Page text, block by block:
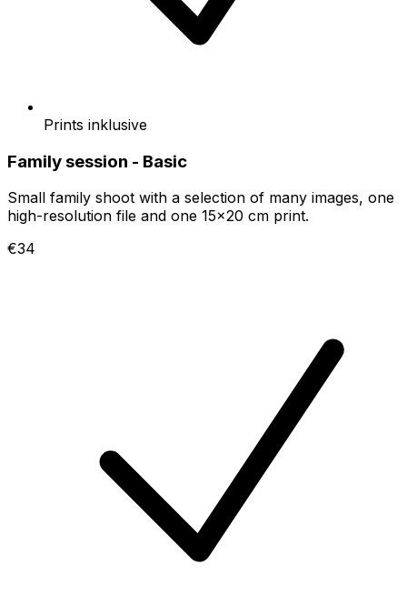
Prints inklusive
Family session - Basic
Small family shoot with a selection of many images, one
high-resolution file and one 15x20 cm print.
€34